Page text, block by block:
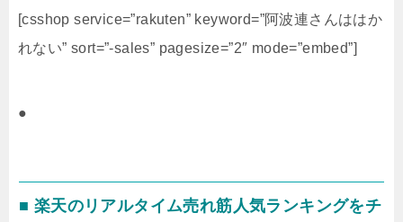
[csshop service=”rakuten” keyword=”阿波連さんははか
れない” sort=”-sales” pagesize=”2″ mode=”embed”]
●
■ 楽天のリアルタイム売れ筋人気ランキングをチ